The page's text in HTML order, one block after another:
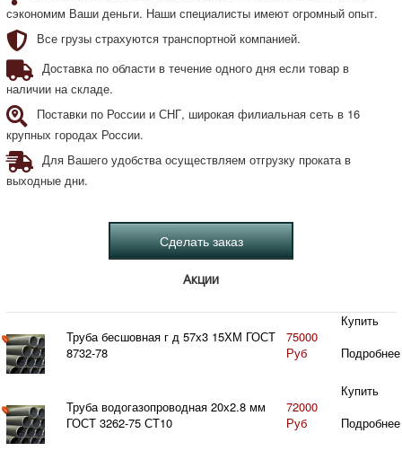
сэкономим Ваши деньги. Наши специалисты имеют огромный опыт.
Все грузы страхуются транспортной компанией.
Доставка по области в течение одного дня если товар в
наличии на складе.
Поставки по России и СНГ, широкая филиальная сеть в 16
крупных городах России.
Для Вашего удобства осуществляем отгрузку проката в
выходные дни.
Акции
Труба бесшовная г д 57х3 15ХМ ГОСТ
8732-78
75000
Руб
Купить
Подробнее
Труба водогазопроводная 20х2.8 мм
ГОСТ 3262-75 СТ10
72000
Руб
Купить
Подробнее